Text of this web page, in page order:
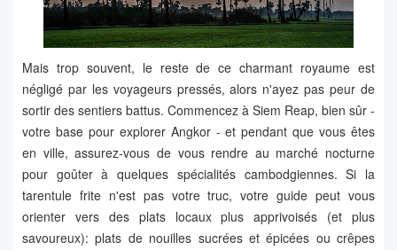
Mais trop souvent, le reste de ce charmant royaume est
négligé par les voyageurs pressés, alors n'ayez pas peur de
sortir des sentiers battus. Commencez à Siem Reap, bien sûr -
votre base pour explorer Angkor - et pendant que vous êtes
en ville, assurez-vous de vous rendre au marché nocturne
pour goûter à quelques spécialités cambodgiennes. Si la
tarentule frite n'est pas votre truc, votre guide peut vous
orienter vers des plats locaux plus apprivoisés (et plus
savoureux): plats de nouilles sucrées et épicées ou crêpes